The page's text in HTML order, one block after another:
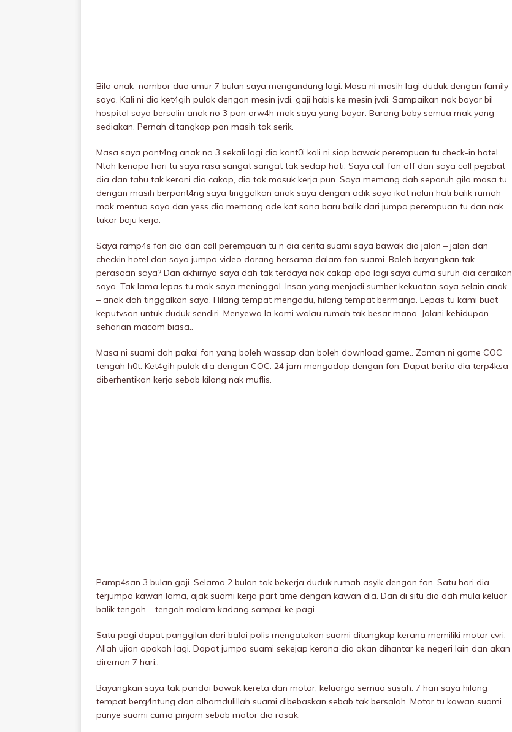
Bila anak nombor dua umur 7 bulan saya mengandung lagi. Masa ni masih lagi duduk dengan family
saya. Kali ni dia ket4gih pulak dengan mesin jvdi, gaji habis ke mesin jvdi. Sampaikan nak bayar bil
hospitaI saya bersalin anak no 3 pon arw4h mak saya yang bayar. Barang baby semua mak yang
sediakan. Pernah ditangkap pon masih tak serik.
Masa saya pant4ng anak no 3 sekali lagi dia kant0i kali ni siap bawak perempuan tu check-in hotel.
Ntah kenapa hari tu saya rasa sangat sangat tak sedap hati. Saya call fon off dan saya call pejabat
dia dan tahu tak kerani dia cakap, dia tak masuk kerja pun. Saya memang dah separuh giIa masa tu
dengan masih berpant4ng saya tinggalkan anak saya dengan adik saya ikot naluri hati balik rumah
mak mentua saya dan yess dia memang ade kat sana baru balik dari jumpa perempuan tu dan nak
tukar baju kerja.
Saya ramp4s fon dia dan call perempuan tu n dia cerita suami saya bawak dia jalan – jalan dan
checkin hotel dan saya jumpa video dorang bersama dalam fon suami. Boleh bayangkan tak
perasaan saya? Dan akhirnya saya dah tak terdaya nak cakap apa lagi saya cuma suruh dia ceraikan
saya. Tak lama lepas tu mak saya meninggaI. Insan yang menjadi sumber kekuatan saya selain anak
– anak dah tinggalkan saya. Hilang tempat mengadu, hilang tempat bermanja. Lepas tu kami buat
keputvsan untuk duduk sendiri. Menyewa la kami walau rumah tak besar mana. Jalani kehidupan
seharian macam biasa..
Masa ni suami dah pakai fon yang boleh wassap dan boleh download game.. Zaman ni game COC
tengah h0t. Ket4gih pulak dia dengan COC. 24 jam mengadap dengan fon. Dapat berita dia terp4ksa
diberhentikan kerja sebab kilang nak mufIis.
Pamp4san 3 bulan gaji. Selama 2 bulan tak bekerja duduk rumah asyik dengan fon. Satu hari dia
terjumpa kawan lama, ajak suami kerja part time dengan kawan dia. Dan di situ dia dah mula keluar
balik tengah – tengah malam kadang sampai ke pagi.
Satu pagi dapat panggiIan dari balai polis mengatakan suami ditangkap kerana memiliki motor cvri.
Allah ujian apakah lagi. Dapat jumpa suami sekejap kerana dia akan dihantar ke negeri lain dan akan
direman 7 hari..
Bayangkan saya tak pandai bawak kereta dan motor, keluarga semua susah. 7 hari saya hilang
tempat berg4ntung dan alhamdulillah suami dibebaskan sebab tak bersalah. Motor tu kawan suami
punye suami cuma pinjam sebab motor dia rosak.